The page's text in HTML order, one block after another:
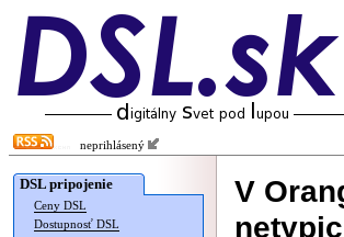
neprihlásený
DSL pripojenie
Ceny DSL
Dostupnosť DSL
V